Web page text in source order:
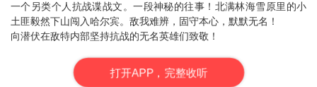
一个另类个人抗战谍战文。一段神秘的往事！北满林海雪原里的小
土匪毅然下山闯入哈尔宾。敌我难辨，固守本心，默默无名！
向潜伏在敌特内部坚持抗战的无名英雄们致敬！
打开APP，完整收听